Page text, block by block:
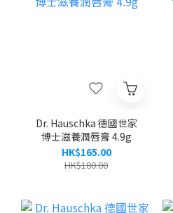
Dr. Hauschka 德國世家
博士滋養潤唇膏 4.9g
HK$165.00
HK$180.00